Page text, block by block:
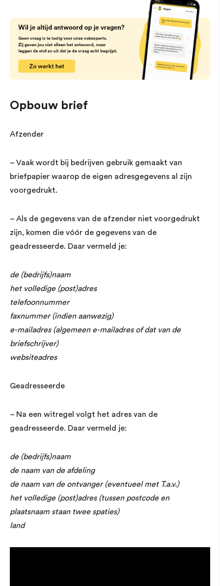
Opbouw brief
Afzender
– Vaak wordt bij bedrijven gebruik gemaakt van
briefpapier waarop de eigen adresgegevens al zijn
voorgedrukt.
– Als de gegevens van de afzender niet voorgedrukt
zijn, komen die vóór de gegevens van de
geadresseerde. Daar vermeld je:
de (bedrijfs)naam
het volledige (post)adres
telefoonnummer
faxnummer (indien aanwezig)
e-mailadres (algemeen e-mailadres of dat van de
briefschrijver)
websiteadres
Geadresseerde
– Na een witregel volgt het adres van de
geadresseerde. Daar vermeld je:
de (bedrijfs)naam
de naam van de afdeling
de naam van de ontvanger (eventueel met T.a.v.)
het volledige (post)adres (tussen postcode en
plaatsnaam staan twee spaties)
land